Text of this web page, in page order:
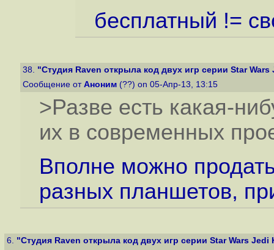
бесплатный !=
38. "Студия Raven открыла код двух игр серии Star
Сообщение от Аноним (??) on 05-Апр-13, 13:15
>Разве есть какая-
их в современных
Вполне можно
разных планшетов,
6. "Студия Raven открыла код двух игр серии Star Wars Jedi